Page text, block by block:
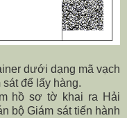
dưới dạng mã vạch
để lấy hàng.
hồ sơ tờ khai ra Hải
bộ Giám sát tiến hành